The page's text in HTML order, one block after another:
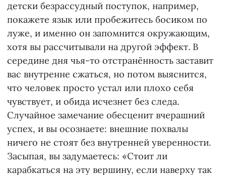
детски безрассудный поступок, например,
покажете язык или пробежитесь босиком по
луже, и именно он запомнится окружающим,
хотя вы рассчитывали на другой эффект. В
середине дня чья-то отстранённость заставит
вас внутренне сжаться, но потом выяснится,
что человек просто устал или плохо себя
чувствует, и обида исчезнет без следа.
Случайное замечание обесценит вчерашний
успех, и вы осознаете: внешние похвалы
ничего не стоят без внутренней уверенности.
Засыпая, вы задумаетесь: «Стоит ли
карабкаться на эту вершину, если наверху так